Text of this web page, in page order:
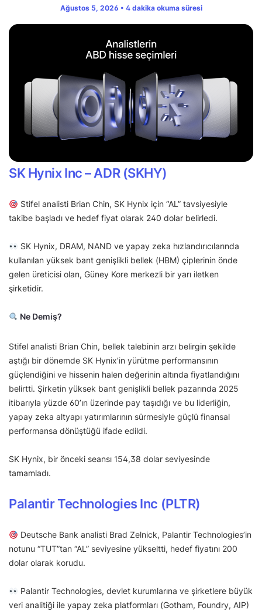
Ağustos 5, 2026 • 4 dakika okuma süresi
SK Hynix Inc – ADR (SKHY)
Stifel analisti Brian Chin, SK Hynix için “AL” tavsiyesiyle
takibe başladı ve hedef fiyat olarak 240 dolar belirledi.
SK Hynix, DRAM, NAND ve yapay zeka hızlandırıcılarında
kullanılan yüksek bant genişlikli bellek (HBM) çiplerinin önde
gelen üreticisi olan, Güney Kore merkezli bir yarı iletken
şirketidir.
Ne Demiş?
Stifel analisti Brian Chin, bellek talebinin arzı belirgin şekilde
aştığı bir dönemde SK Hynix’in yürütme performansının
güçlendiğini ve hissenin halen değerinin altında fiyatlandığını
belirtti. Şirketin yüksek bant genişlikli bellek pazarında 2025
itibarıyla yüzde 60’ın üzerinde pay taşıdığı ve bu liderliğin,
yapay zeka altyapı yatırımlarının sürmesiyle güçlü finansal
performansa dönüştüğü ifade edildi.
SK Hynix, bir önceki seansı 154,38 dolar seviyesinde
tamamladı.
Palantir Technologies Inc (PLTR)
Deutsche Bank analisti Brad Zelnick, Palantir Technologies’in
notunu “TUT”tan “AL” seviyesine yükseltti, hedef fiyatını 200
dolar olarak korudu.
Palantir Technologies, devlet kurumlarına ve şirketlere büyük
veri analitiği ile yapay zeka platformları (Gotham, Foundry, AIP)